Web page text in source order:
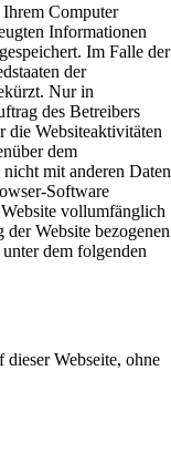
Computer
Informationen
Im Falle der
der
Nur in
des Betreibers
die Websiteaktivitäten
dem
mit anderen Daten
Software
vollumfänglich
Website bezogenen
dem folgenden
Webseite, ohne